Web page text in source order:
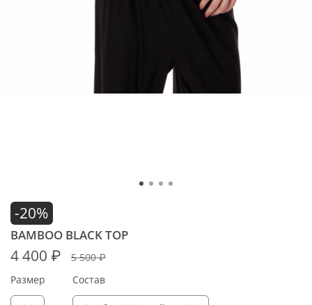
-20%
BAMBOO BLACK TOP
4 400 ₽ 5 500 ₽
Размер Состав